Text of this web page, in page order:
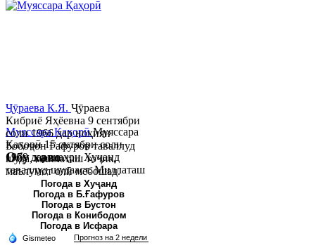
Муяссара ҚаҳорӣМуяссара
Қаҳорӣ 15 октябри соли
1979 дар шаҳри Хуҷанд
таваллуд шудааст. Миллаташ
тоҷик. Маълумот олӣ. Соли
2002 Донишгоҳи давлатии
Хуҷанд ба...
Ҷӯраева К.Я. Ҷӯраева
Кибриё Яҳёевна 9 сентябри
соли 1966 дар ноҳияи
Бобоҷон Ғафуров таваллуд
шуда, миллаташ тоҷик,
маълумот олӣ мебошад.
Соли 1997 Донишг...
Обу хаво
Погода в Хуҷанд
Погода в Б.Ғафуров
Погода в Бустон
Погода в Конибодом
Погода в Исфара